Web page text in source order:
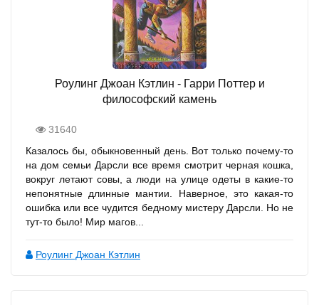
Роулинг Джоан Кэтлин - Гарри Поттер и
философский камень
31640
Казалось бы, обыкновенный день. Вот только почему-то
на дом семьи Дарсли все время смотрит черная кошка,
вокруг летают совы, а люди на улице одеты в какие-то
непонятные длинные мантии. Наверное, это какая-то
ошибка или все чудится бедному мистеру Дарсли. Но не
тут-то было! Мир магов...
Роулинг Джоан Кэтлин